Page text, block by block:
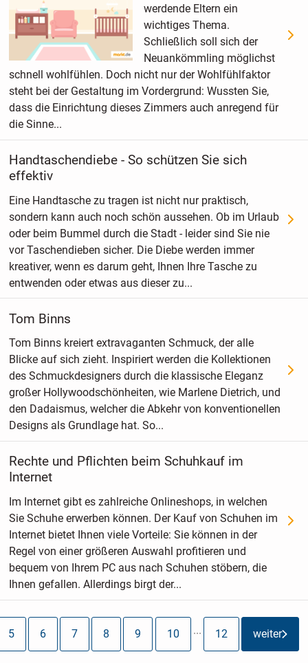
werdende Eltern ein
wichtiges Thema.
Schließlich soll sich der
Neuankömmling möglichst
schnell wohlfühlen. Doch nicht nur der Wohlfühlfaktor
steht bei der Gestaltung im Vordergrund: Wussten Sie,
dass die Einrichtung dieses Zimmers auch anregend für
die Sinne...
Handtaschendiebe - So schützen Sie sich
effektiv
Eine Handtasche zu tragen ist nicht nur praktisch,
sondern kann auch noch schön aussehen. Ob im Urlaub
oder beim Bummel durch die Stadt - leider sind Sie nie
vor Taschendieben sicher. Die Diebe werden immer
kreativer, wenn es darum geht, Ihnen Ihre Tasche zu
entwenden oder etwas aus dieser zu...
Tom Binns
Tom Binns kreiert extravaganten Schmuck, der alle
Blicke auf sich zieht. Inspiriert werden die Kollektionen
des Schmuckdesigners durch die klassische Eleganz
großer Hollywoodschönheiten, wie Marlene Dietrich, und
den Dadaismus, welcher die Abkehr von konventionellen
Designs als Grundlage hat. So...
Rechte und Pflichten beim Schuhkauf im
Internet
Im Internet gibt es zahlreiche Onlineshops, in welchen
Sie Schuhe erwerben können. Der Kauf von Schuhen im
Internet bietet Ihnen viele Vorteile: Sie können in der
Regel von einer größeren Auswahl profitieren und
bequem von Ihrem PC aus nach Schuhen stöbern, die
Ihnen gefallen. Allerdings birgt der...
5 6 7 8 9 10 12 weiter